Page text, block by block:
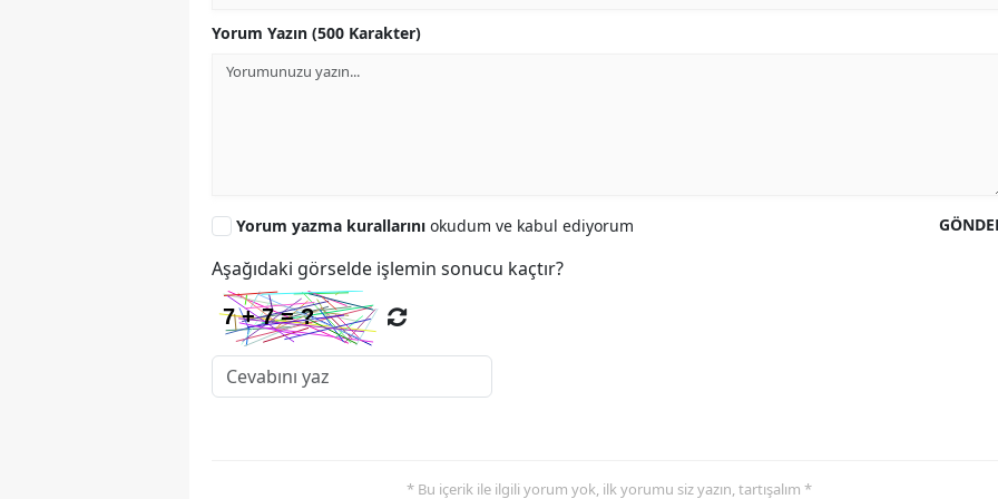
Yorum Yazın (500 Karakter)
Yorum yazma kurallarını okudum ve kabul ediyorum
Aşağıdaki görselde işlemin sonucu kaçtır?
* Bu içerik ile ilgili yorum yok, ilk yorumu siz yazın, tartışalım *